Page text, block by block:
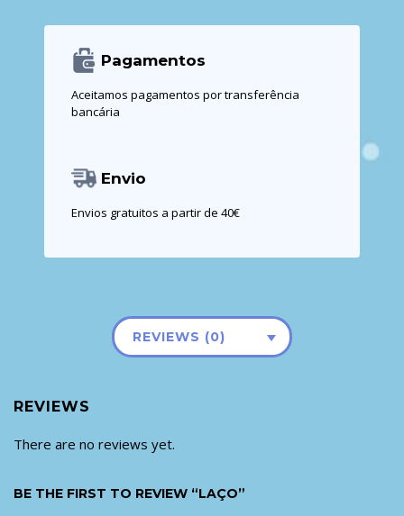
Pagamentos
Aceitamos pagamentos por transferência
bancária
Envio
Envios gratuitos a partir de 40€
REVIEWS (0)
REVIEWS
There are no reviews yet.
BE THE FIRST TO REVIEW “LAÇO”